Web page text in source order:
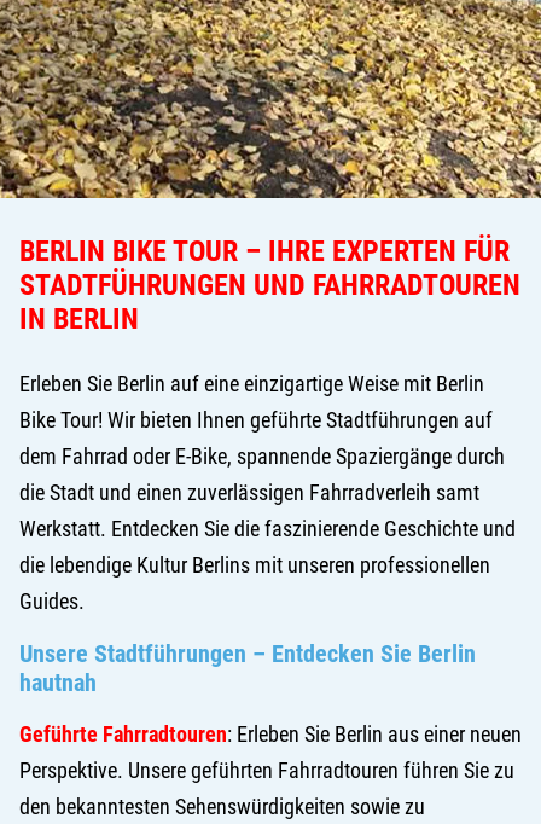
BERLIN BIKE TOUR – IHRE EXPERTEN FÜR
STADTFÜHRUNGEN UND FAHRRADTOUREN
IN BERLIN
Erleben Sie Berlin auf eine einzigartige Weise mit Berlin
Bike Tour! Wir bieten Ihnen geführte Stadtführungen auf
dem Fahrrad oder E-Bike, spannende Spaziergänge durch
die Stadt und einen zuverlässigen Fahrradverleih samt
Werkstatt. Entdecken Sie die faszinierende Geschichte und
die lebendige Kultur Berlins mit unseren professionellen
Guides.
Unsere Stadtführungen – Entdecken Sie Berlin
hautnah
Geführte Fahrradtouren: Erleben Sie Berlin aus einer neuen
Perspektive. Unsere geführten Fahrradtouren führen Sie zu
den bekanntesten Sehenswürdigkeiten sowie zu